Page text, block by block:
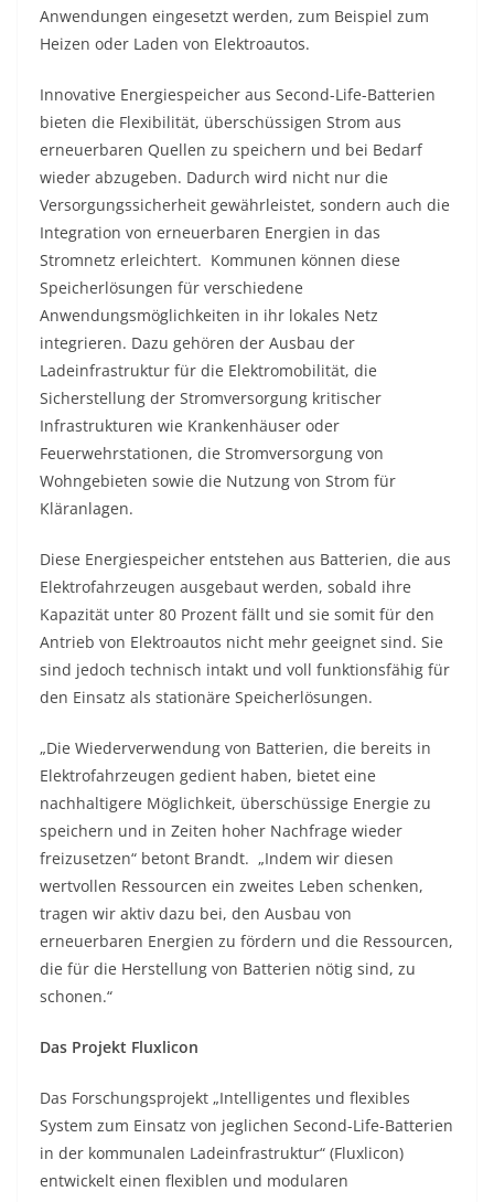
Anwendungen eingesetzt werden, zum Beispiel zum
Heizen oder Laden von Elektroautos.
Innovative Energiespeicher aus Second-Life-Batterien
bieten die Flexibilität, überschüssigen Strom aus
erneuerbaren Quellen zu speichern und bei Bedarf
wieder abzugeben. Dadurch wird nicht nur die
Versorgungssicherheit gewährleistet, sondern auch die
Integration von erneuerbaren Energien in das
Stromnetz erleichtert. Kommunen können diese
Speicherlösungen für verschiedene
Anwendungsmöglichkeiten in ihr lokales Netz
integrieren. Dazu gehören der Ausbau der
Ladeinfrastruktur für die Elektromobilität, die
Sicherstellung der Stromversorgung kritischer
Infrastrukturen wie Krankenhäuser oder
Feuerwehrstationen, die Stromversorgung von
Wohngebieten sowie die Nutzung von Strom für
Kläranlagen.
Diese Energiespeicher entstehen aus Batterien, die aus
Elektrofahrzeugen ausgebaut werden, sobald ihre
Kapazität unter 80 Prozent fällt und sie somit für den
Antrieb von Elektroautos nicht mehr geeignet sind. Sie
sind jedoch technisch intakt und voll funktionsfähig für
den Einsatz als stationäre Speicherlösungen.
„Die Wiederverwendung von Batterien, die bereits in
Elektrofahrzeugen gedient haben, bietet eine
nachhaltigere Möglichkeit, überschüssige Energie zu
speichern und in Zeiten hoher Nachfrage wieder
freizusetzen“ betont Brandt. „Indem wir diesen
wertvollen Ressourcen ein zweites Leben schenken,
tragen wir aktiv dazu bei, den Ausbau von
erneuerbaren Energien zu fördern und die Ressourcen,
die für die Herstellung von Batterien nötig sind, zu
schonen.“
Das Projekt Fluxlicon
Das Forschungsprojekt „Intelligentes und flexibles
System zum Einsatz von jeglichen Second-Life-Batterien
in der kommunalen Ladeinfrastruktur“ (Fluxlicon)
entwickelt einen flexiblen und modularen